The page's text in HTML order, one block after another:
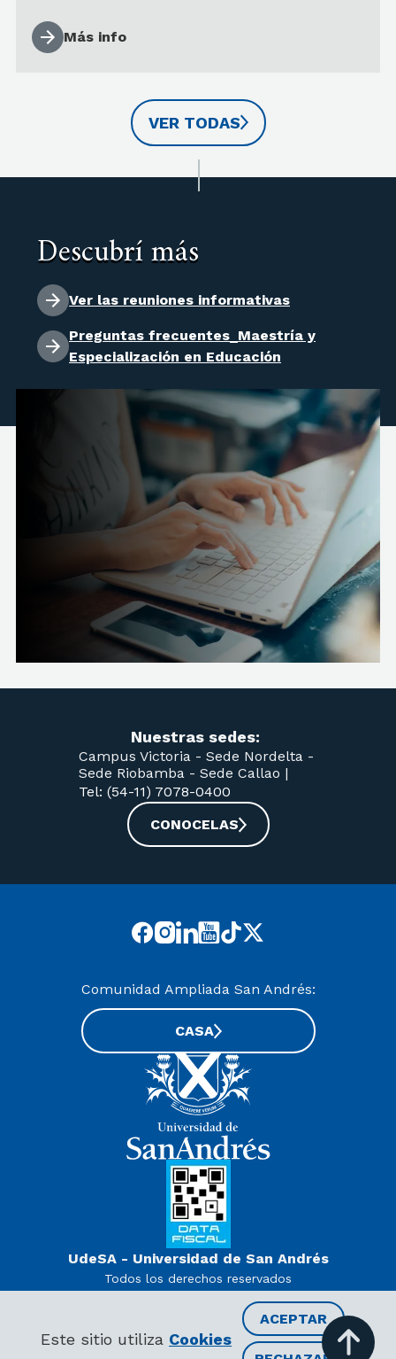
María Eugenia Herrera Vegas, autora del
estudio, es egresada de la Maestría de la
Más info
VER TODAS
Descubrí más
Ver las reuniones informativas
Preguntas frecuentes_Maestría y
Especialización en Educación
Título a otorgar: Magíster en Educación.
Resolución CONEAU N° 247-2023. Resolución
Ministerial N° 747-2023, reconocimiento
oficial y validez nacional.
Título a otorgar: Especialista en Educación.
Resolución CONEAU N° 588-2023. Resolución
Ministerial N° 449-2024, reconocimiento
oficial y validez nacional.
Este sitio utiliza Cookies
ACEPTAR
Nuestras sedes:
Campus Victoria - Sede Nordelta -
Sede Riobamba - Sede Callao |
Tel: (54-11) 7078-0400
CONOCELAS
UdeSA - Universidad de San Andrés
Todos los derechos reservados
Decreto PEN 978/07
Comunidad Ampliada San Andrés:
CASA